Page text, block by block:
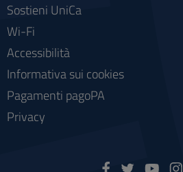
Sostieni UniCa
Wi-Fi
Accessibilità
Informativa sui cookies
Pagamenti pagoPA
Privacy